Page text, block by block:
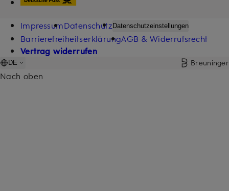
ImpressumDatenschutz Datenschutzeinstellungen
BarrierefreiheitserklärungAGB & Widerrufsrecht
Vertrag widerrufen
DE Breuninger
Nach oben